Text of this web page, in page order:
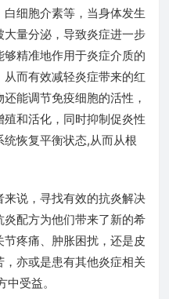
细胞介素等，当身体发生
量分泌，导致炎症进一步
精准地作用于炎症介质的
而有效减轻炎症带来的红
能调节免疫细胞的活性，
和活化，同时抑制促炎性
恢复平衡状态,从而从根
说，寻找有效的抗炎解决
配方为他们带来了新的希
疼痛、肿胀困扰，还是皮
亦或是患有其他炎症相关
受益。